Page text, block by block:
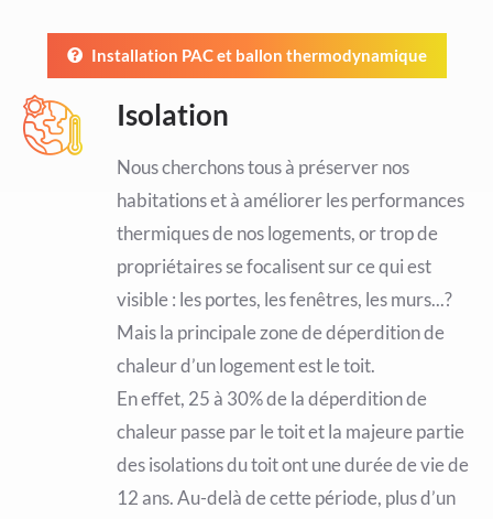
Installation PAC et ballon thermodynamique
Isolation
Nous cherchons tous à préserver nos
habitations et à améliorer les performances
thermiques de nos logements, or trop de
propriétaires se focalisent sur ce qui est
visible : les portes, les fenêtres, les murs...?
Mais la principale zone de déperdition de
chaleur d’un logement est le toit.
En eﬀet, 25 à 30% de la déperdition de
chaleur passe par le toit et la majeure partie
des isolations du toit ont une durée de vie de
12 ans. Au-delà de cette période, plus d’un